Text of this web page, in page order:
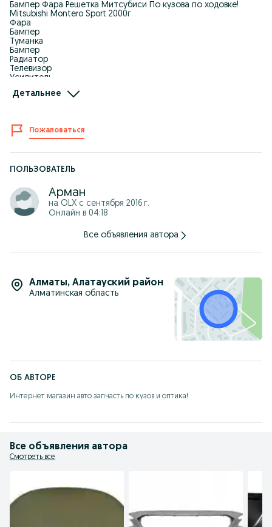
Бампер Фара Решетка Митсубиси По кузова по ходовке!
Mitsubishi Montero Sport 2000г
Фара
Бампер
Туманка
Бампер
Радиатор
Телевизор
Усилитель
на все виды ! Производства Тайвань Дубликат!
Оптом В Розницу
Можно через Kaspi Red
87*******10(WhatsApp)
Детальнее
Пожаловаться
ПОЛЬЗОВАТЕЛЬ
Арман
на OLX с сентября 2016 г.
Онлайн в 04:18
Все объявления автора
Алматы, Алатауский район
Алматинская область
ОБ АВТОРЕ
Интернет магазин авто запчасть по кузов и оптика!
Все объявления автора
Смотреть все